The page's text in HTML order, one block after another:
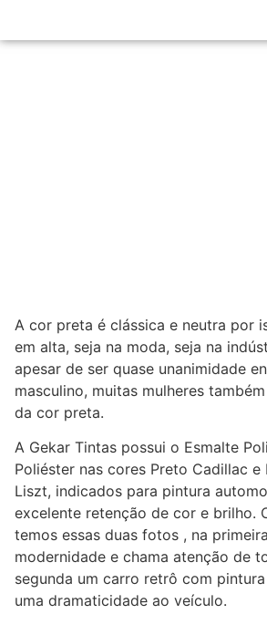
A cor preta é clássica e neutra por
em alta, seja na moda, seja na
apesar de ser quase unanimidade
masculino, muitas mulheres
da cor preta.
A Gekar Tintas possui o Esmalte
Poliéster nas cores Preto Cadillac e
Liszt, indicados para pintura
excelente retenção de cor e brilho.
temos essas duas fotos , na
modernidade e chama atenção de
segunda um carro retrô com
uma dramaticidade ao veículo.